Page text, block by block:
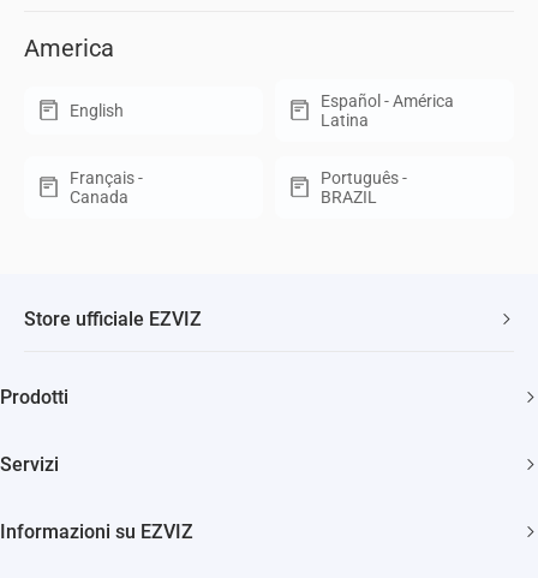
America
English
Español - América
Latina
Français -
Canada
Português -
BRAZIL
Store ufficiale EZVIZ
Prodotti
Citofonia e Spioncini
Servizi
Informazioni su EZVIZ